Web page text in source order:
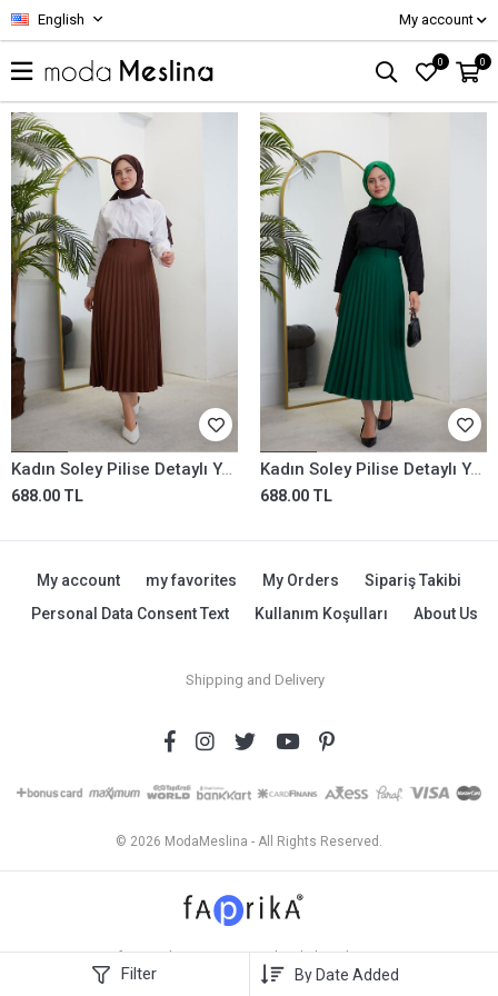
English My account
0 0
Filter
Kadın Soley Pilise Detaylı Yazlık Uzun Tesettür Etek-Kahve
688.00 TL
Kadın Soley Pilise Detaylı Yazlık Uzun Tesettür Etek-Zümrüt Yeşili
688.00 TL
My account my favorites My Orders
Sipariş Takibi
Personal Data Consent Text
Kullanım Koşulları About Us
Shipping and Delivery
© 2026 ModaMeslina - All Rights Reserved.
Profesyonele-ticaretsistemleri ile hazırlanmıştır.